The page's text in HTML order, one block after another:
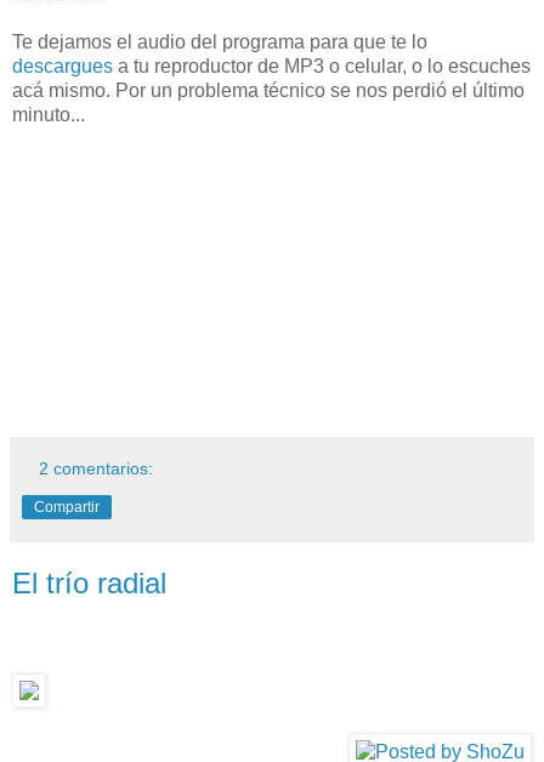
Te dejamos el audio del programa para que te lo
descargues a tu reproductor de MP3 o celular, o lo escuches
acá mismo. Por un problema técnico se nos perdió el último
minuto...
2 comentarios:
Compartir
El trío radial